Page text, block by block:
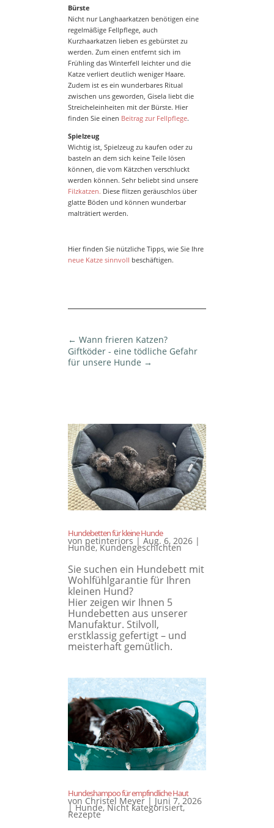
Bürste
Nicht nur Langhaarkatzen benötigen eine
regelmäßige Fellpflege, auch
Kurzhaarkatzen lieben es gebürstet zu
werden. Zum einen entfernt sich im
Frühling das Winterfell leichter und die
Katze verliert deutlich weniger Haare.
Zudem ist es ein wunderbares Ritual
zwischen uns geworden, Gisela liebt die
Streicheleinheiten mit der Bürste. Hier
finden Sie einen Beitrag zur Fellpflege.
Spielzeug
Wichtig ist, Spielzeug zu kaufen oder zu
basteln an dem sich keine Teile lösen
können, die vom Kätzchen verschluckt
werden können. Sehr beliebt sind unsere
Filzkatzen. Diese flitzen geräuschlos über
glatte Böden und können wunderbar
malträtiert werden.
Hier finden Sie nützliche Tipps, wie Sie Ihre
neue Katze sinnvoll beschäftigen.
← Wann frieren Katzen?
Giftköder - eine tödliche Gefahr
für unsere Hunde →
Hundebetten für kleine Hunde
von petinteriors | Aug. 6, 2026|
Hunde,Kundengeschichten
Sie suchen ein Hundebett mit
Wohlfühlgarantie für Ihren
kleinen Hund?
Hier zeigen wir Ihnen 5
Hundebetten aus unserer
Manufaktur. Stilvoll,
erstklassig gefertigt – und
meisterhaft gemütlich.
Hundeshampoo für empfindliche Haut
von Christel Meyer| Juni 7, 2026
|Hunde,Nicht kategorisiert,
Rezepte